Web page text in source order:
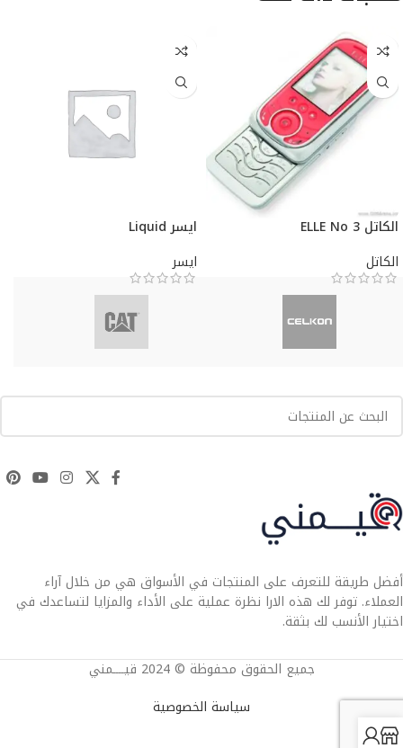
الكاتل ELLE No 3
الكاتل
ايسر Liquid
ايسر
أفضل طريقة للتعرف على المنتجات في الأسواق هي من خلال آراء
العملاء. توفر لك هذه الارا نظرة عملية على الأداء والمزايا لتساعدك في
اختيار الأنسب لك بثقة.
جميع الحقوق محفوظة © 2024 قيــــمني
سياسة الخصوصية